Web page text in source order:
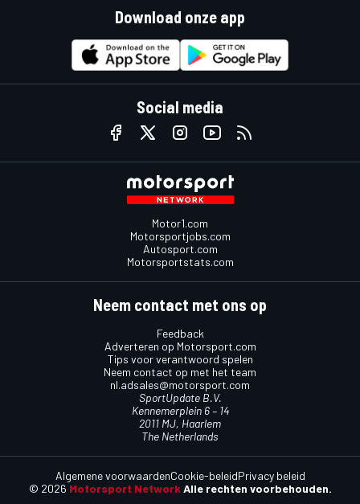
Download onze app
Social media
Motor1.com
Motorsportjobs.com
Autosport.com
Motorsportstats.com
Neem contact met ons op
Feedback
Adverteren op Motorsport.com
Tips voor verantwoord spelen
Neem contact op met het team
nl.adsales@motorsport.com
SportUpdate B.V.
Kennemerplein 6 – 14
2011 MJ, Haarlem
The Netherlands
© 2026 Motorsport Network Alle rechten voorbehouden.
Algemene voorwaardenCookie-beleidPrivacy beleid